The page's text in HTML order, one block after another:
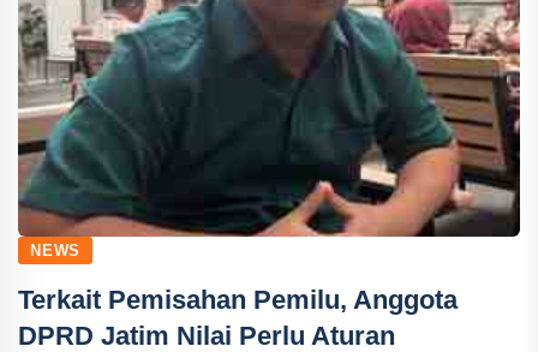
NEWS
Terkait Pemisahan Pemilu, Anggota
DPRD Jatim Nilai Perlu Aturan